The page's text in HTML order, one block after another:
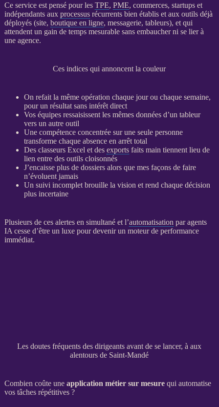
Ce service est pensé pour les TPE, PME, commerces, startups et
indépendants aux processusrécurrents bien établis et aux outils déjà
déployés (site, boutique en ligne, messagerie, tableurs), et qui
attendent un gain de temps mesurable sans embaucher ni se lier à
une agence.
Ces indices qui annoncent la couleur
On refait la même opération chaque jour ou chaque semaine,
pour un résultat sans intérêt direct
Vos équipes ressaisissent les mêmes donnéesd’un tableur
vers un autre outil
Une compétence concentrée sur une seule personne
transforme chaque absence en arrêt total
Des classeurs Excel et des exportsfaits main tiennent lieu de
lien entre des outils cloisonnés
J’encaisse plus de dossiers alors que mes façons de faire
n’évoluent jamais
Un suivi incomplet brouille la vision et rend chaque décision
plus incertaine
Plusieurs de ces alertesen simultané et l’automatisation paragents
IA cesse d’être un luxe pour devenir un moteur de performance
immédiat.
Les doutes fréquents des dirigeants avant de se lancer, à aux
alentours de Saint-Mandé
Combien coûte une application métier sur mesurequi automatise
vos tâches répétitives ?